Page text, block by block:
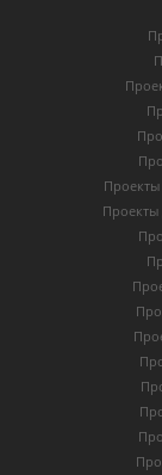
Проекты
Проекты